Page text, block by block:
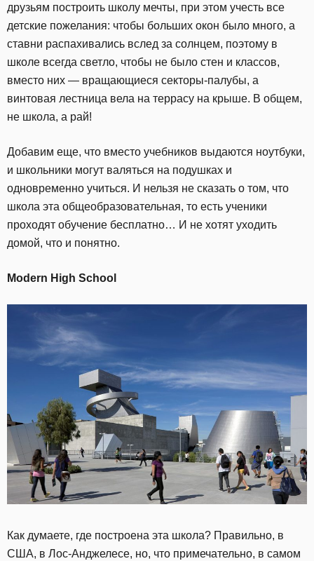
друзьям построить школу мечты, при этом учесть все
детские пожелания: чтобы больших окон было много, а
ставни распахивались вслед за солнцем, поэтому в
школе всегда светло, чтобы не было стен и классов,
вместо них — вращающиеся секторы-палубы, а
винтовая лестница вела на террасу на крыше. В общем,
не школа, а рай!
Добавим еще, что вместо учебников выдаются ноутбуки,
и школьники могут валяться на подушках и
одновременно учиться. И нельзя не сказать о том, что
школа эта общеобразовательная, то есть ученики
проходят обучение бесплатно… И не хотят уходить
домой, что и понятно.
Modern High School
Как думаете, где построена эта школа? Правильно, в
США, в Лос-Анджелесе, но, что примечательно, в самом